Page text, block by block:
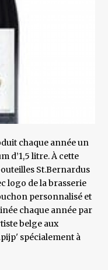
chaque année un
d’1,5 litre. À cette
St.Bernardus
logo de la brasserie
personnalisé et
chaque année par
belge aux
spécialement à